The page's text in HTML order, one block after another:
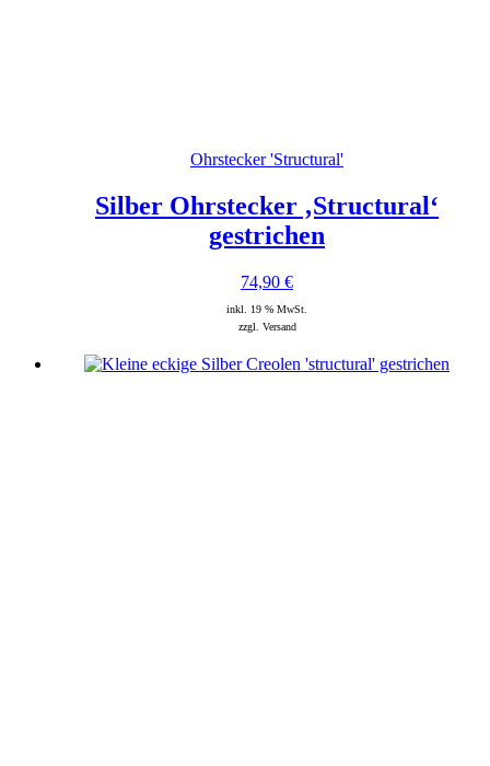
Ohrstecker 'Structural'
Silber Ohrstecker ‚Structural‘
gestrichen
74,90 €
inkl. 19 % MwSt.
zzgl. Versand